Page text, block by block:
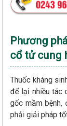
Phương
cổ tử cung
Thuốc kháng
để lại nhiều tác
gốc mầm bệnh,
phải giải pháp